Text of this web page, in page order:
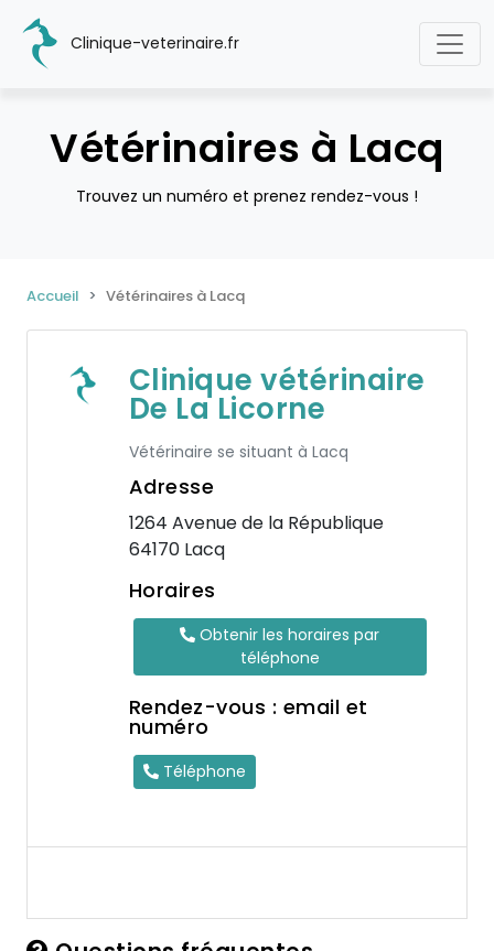
Clinique-veterinaire.fr
Vétérinaires à Lacq
Trouvez un numéro et prenez rendez-vous !
Accueil Vétérinaires à Lacq
Clinique vétérinaire
De La Licorne
Vétérinaire se situant à Lacq
Adresse
1264 Avenue de la République
64170 Lacq
Horaires
Obtenir les horaires par
téléphone
Rendez-vous : email et
numéro
Téléphone